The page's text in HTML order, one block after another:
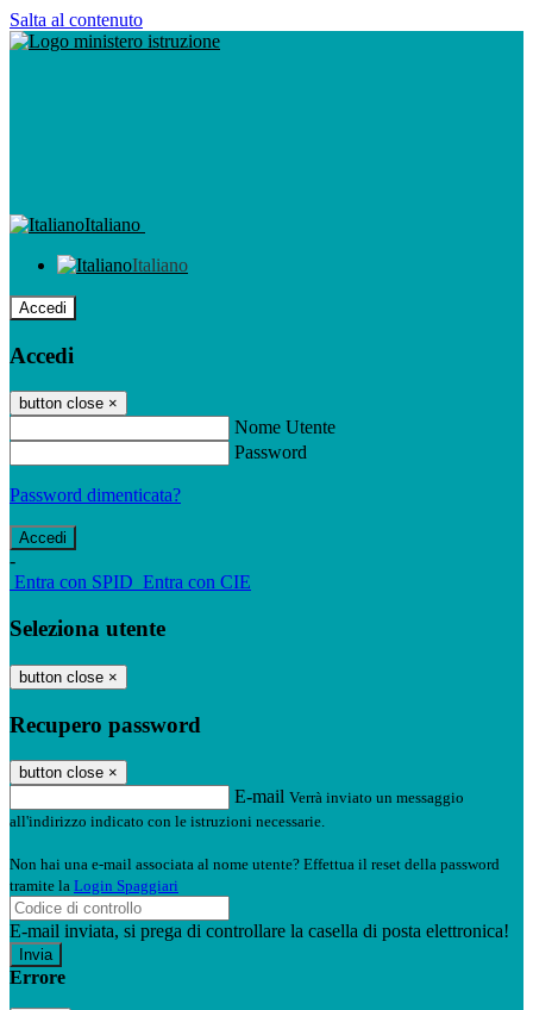
Salta al contenuto
Italiano
Italiano
Accedi
Accedi
button close ×
Nome Utente
Password
Password dimenticata?
-
Entra con SPID Entra con CIE
Seleziona utente
button close ×
Recupero password
button close ×
E-mail Verrà inviato un messaggio
all'indirizzo indicato con le istruzioni necessarie.
Non hai una e-mail associata al nome utente? Effettua il reset della password
tramite la Login Spaggiari
E-mail inviata, si prega di controllare la casella di posta elettronica!
Errore